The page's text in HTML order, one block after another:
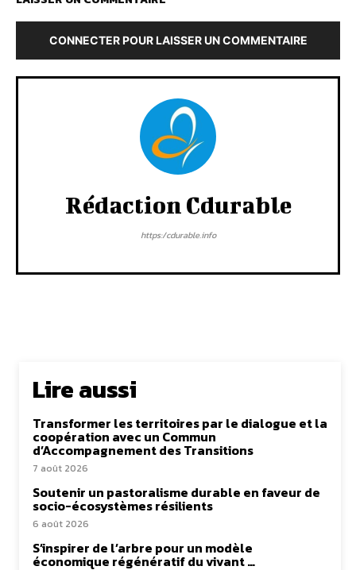
CONNECTER POUR LAISSER UN COMMENTAIRE
Rédaction Cdurable
https:/cdurable.info
Lire aussi
Transformer les territoires par le dialogue et la
coopération avec un Commun
d’Accompagnement des Transitions
7 août 2026
Soutenir un pastoralisme durable en faveur de
socio-écosystèmes résilients
6 août 2026
S’inspirer de l’arbre pour un modèle
économique régénératif du vivant …